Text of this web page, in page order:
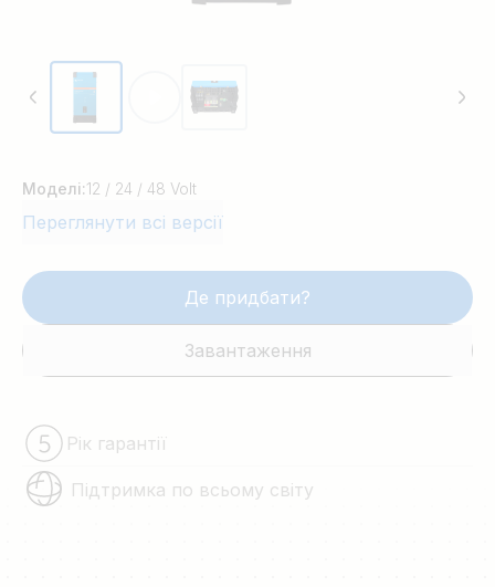
Моделі:12 / 24 / 48 Volt
Переглянути всі версії
Де придбати?
Завантаження
Рік гарантії
Підтримка по всьому світу